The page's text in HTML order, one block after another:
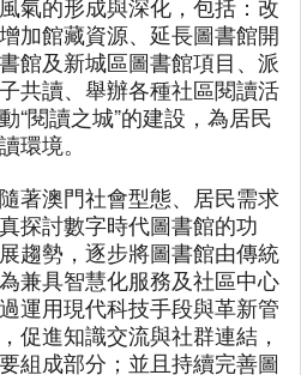
氣的形成與深化，包括：改
加館藏資源、延長圖書館開
館及新城區圖書館項目、派
共讀、舉辦各種社區閱讀活
“閱讀之城”的建設，為居民
環境。
著澳門社會型態、居民需求
探討數字時代圖書館的功
趨勢，逐步將圖書館由傳統
兼具智慧化服務及社區中心
運用現代科技手段與革新管
促進知識交流與社群連結，
組成部分；並且持續完善圖